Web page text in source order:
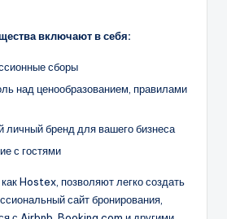
включают в себя:
сборы
над ценообразованием, правилами
личный бренд для вашего бизнеса
с гостями
Hostex, позволяют легко создать
сайт бронирования,